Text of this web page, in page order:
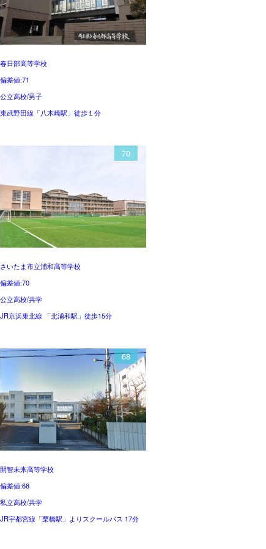
春日部高等学校
偏差値:71
公立高校/男子
東武野田線「八木崎駅」徒歩１分
70
さいたま市立浦和高等学校
偏差値:70
公立高校/共学
JR京浜東北線 「北浦和駅」徒歩15分
68
開智未来高等学校
偏差値:68
私立高校/共学
JR宇都宮線「栗橋駅」よりスクールバス 17分